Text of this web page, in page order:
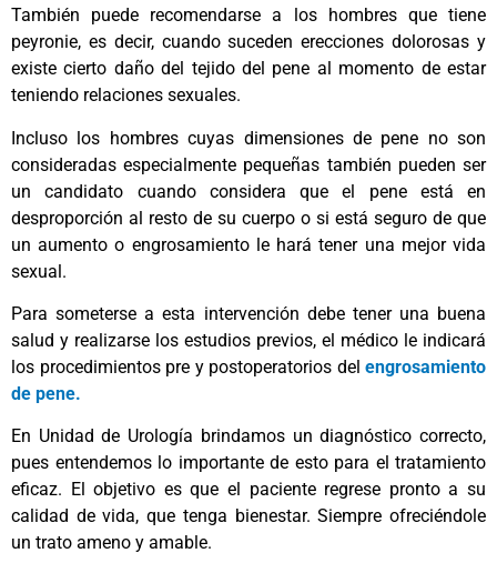
También puede recomendarse a los hombres que tiene
peyronie, es decir, cuando suceden erecciones dolorosas y
existe cierto daño del tejido del pene al momento de estar
teniendo relaciones sexuales.
Incluso los hombres cuyas dimensiones de pene no son
consideradas especialmente pequeñas también pueden ser
un candidato cuando considera que el pene está en
desproporción al resto de su cuerpo o si está seguro de que
un aumento o engrosamiento le hará tener una mejor vida
sexual.
Para someterse a esta intervención debe tener una buena
salud y realizarse los estudios previos, el médico le indicará
los procedimientos pre y postoperatorios del engrosamiento
de pene.
En Unidad de Urología brindamos un diagnóstico correcto,
pues entendemos lo importante de esto para el tratamiento
eficaz. El objetivo es que el paciente regrese pronto a su
calidad de vida, que tenga bienestar. Siempre ofreciéndole
un trato ameno y amable.